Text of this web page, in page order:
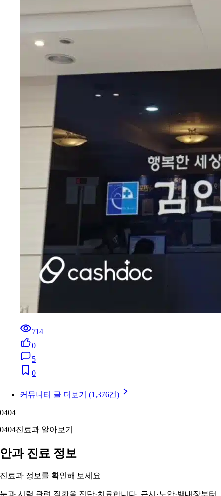
714
0
5
0
커뮤니티 글 더보기 (1,376건)
0404
0404진료과 알아보기
안과 진료 정보
진료과 정보를 확인해 보세요
눈과 시력 관련 질환을 진단·치료합니다. 근시·노안·백내장부터